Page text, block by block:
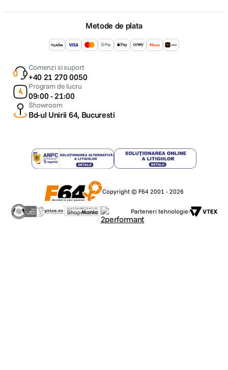
Metode de plata
Comenzi si suport
+40 21 270 0050
Program de lucru
09:00 - 21:00
Showroom
Bd-ul Unirii 64, Bucuresti
Copyright © F64 2001 - 2026
Parteneri tehnologie: